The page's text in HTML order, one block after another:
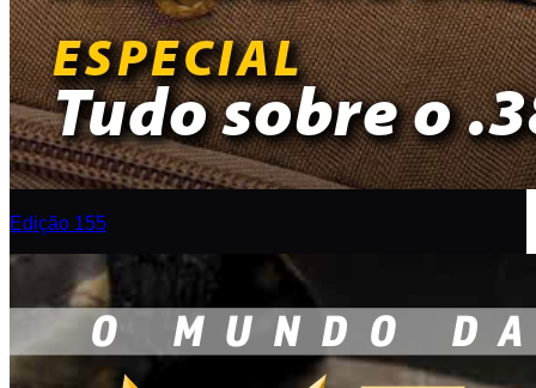
Edição 155